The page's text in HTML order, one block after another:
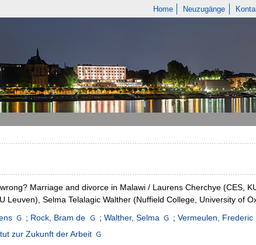
Home Neuzugänge
Marriage and divorce in Malawi / Laurens Cherchye (CES,
Leuven), Selma Telalagic Walther (Nuffield College, University of
; Rock, Bram de ; Walther, Selma ; Vermeulen, Frederic
zur Zukunft der Arbeit